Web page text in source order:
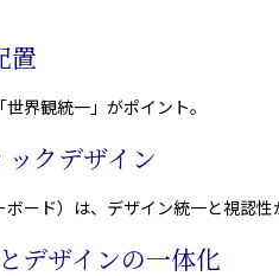
置
界観統一」がポイント。
クデザイン
ード）は、デザイン統一と視認性
デザインの一体化